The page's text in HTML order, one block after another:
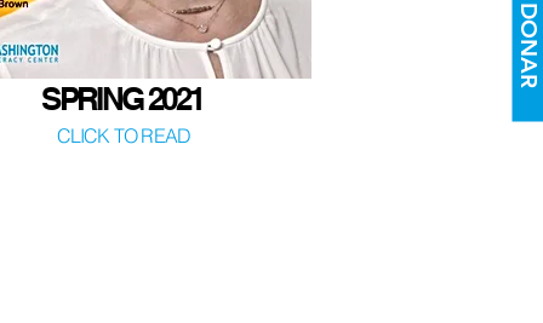
DONAR
SPRING 2021
CLICK TO READ